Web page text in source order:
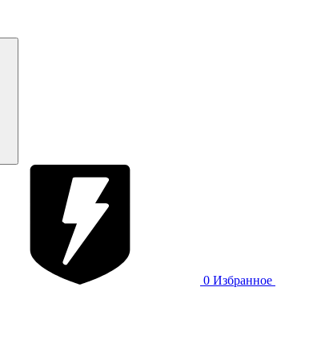
0 Избранное